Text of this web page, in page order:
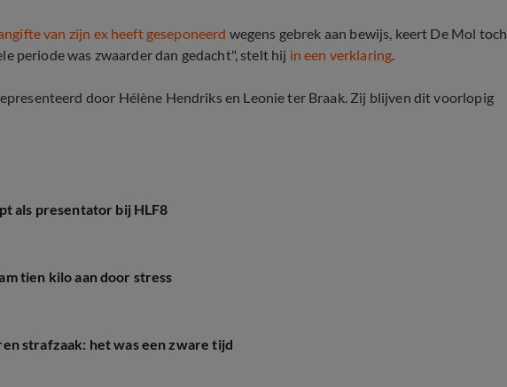
van zijn ex heeft geseponeerd wegens gebrek aan bewijs, keert De Mol toch
periode was zwaarder dan gedacht", stelt hij in een verklaring.
door Hélène Hendriks en Leonie ter Braak. Zij blijven dit voorlopig
als presentator bij HLF8
tien kilo aan door stress
strafzaak: het was een zware tijd